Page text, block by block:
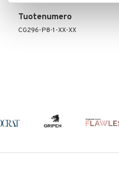
Tuotenumero
CG296-P8-1-XX-XX